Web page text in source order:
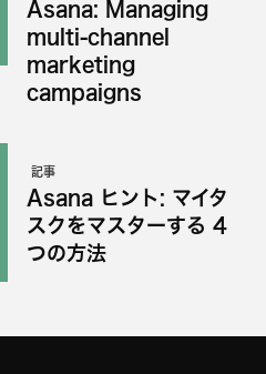
Asana: Managing
multi-channel
marketing
campaigns
記事
Asana ヒント: マイタ
スクをマスターする 4
つの方法